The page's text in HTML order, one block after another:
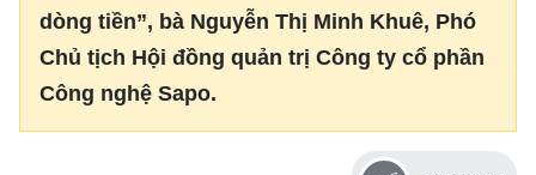
dòng tiền”, bà Nguyễn Thị Minh Khuê, Phó
Chủ tịch Hội đồng quản trị Công ty cổ phần
Công nghệ Sapo.